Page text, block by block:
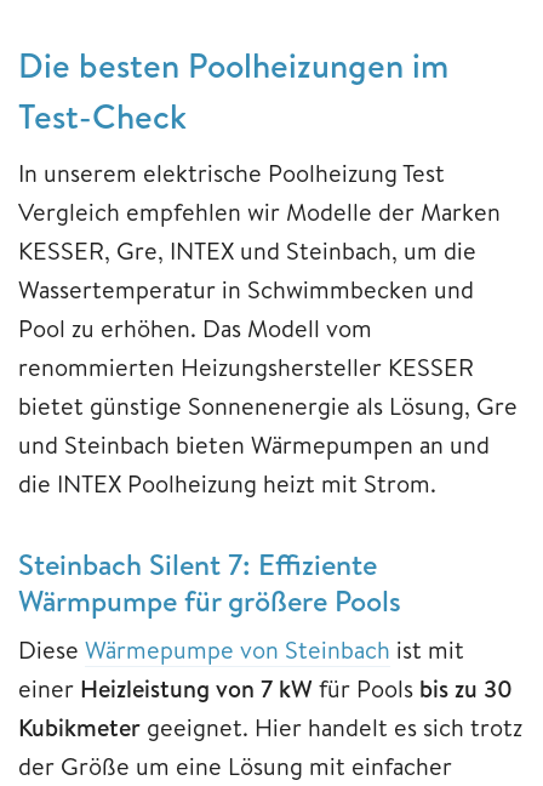
Die besten Poolheizungen im
Test-Check
In unserem elektrische Poolheizung Test
Vergleich empfehlen wir Modelle der Marken
KESSER, Gre, INTEX und Steinbach, um die
Wassertemperatur in Schwimmbecken und
Pool zu erhöhen. Das Modell vom
renommierten Heizungshersteller KESSER
bietet günstige Sonnenenergie als Lösung, Gre
und Steinbach bieten Wärmepumpen an und
die INTEX Poolheizung heizt mit Strom.
Steinbach Silent 7: Effiziente
Wärmpumpe für größere Pools
Diese Wärmepumpe von Steinbach ist mit
einer Heizleistung von 7 kWfür Pools bis zu 30
Kubikmeter geeignet. Hier handelt es sich trotz
der Größe um eine Lösung mit einfacher